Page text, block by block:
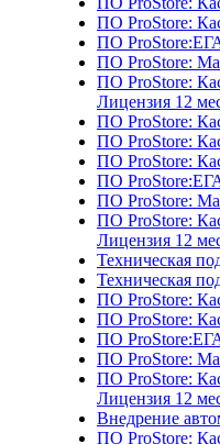
ПО ProStore:
ПО
ПО ProStore:
ПО ProStore:
Лицензия 12
ПО ProStore:
ПО ProStore:
ПО ProStore:
ПО
ПО ProStore:
ПО ProStore:
Лицензия 12
Техническая
Техническая
ПО ProStore:
ПО ProStore:
ПО
ПО ProStore:
ПО ProStore:
Лицензия 12
Внедрение
ПО ProStore: